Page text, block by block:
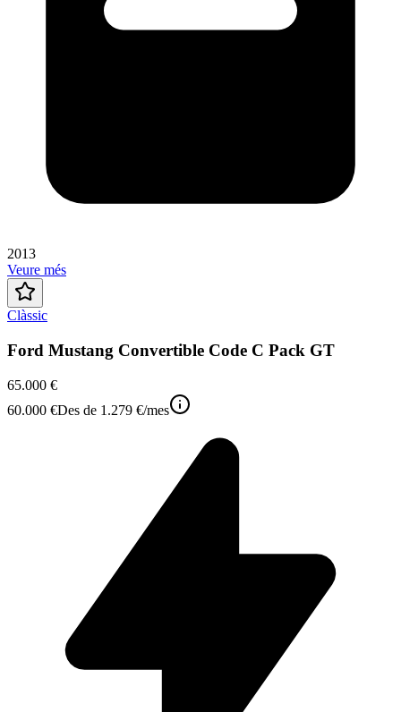
2013
Veure més
Clàssic
Ford Mustang Convertible Code C Pack GT
65.000 €
60.000 €Des de 1.279 €/mes